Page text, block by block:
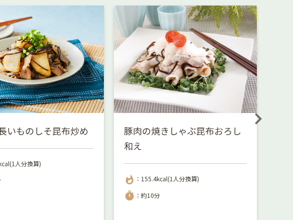
いものしそ昆布炒め
人分換算)
豚肉の焼きしゃぶ昆布おろし
和え
whatshot ：155.4kcal(1人分換算)
timer ：約10分